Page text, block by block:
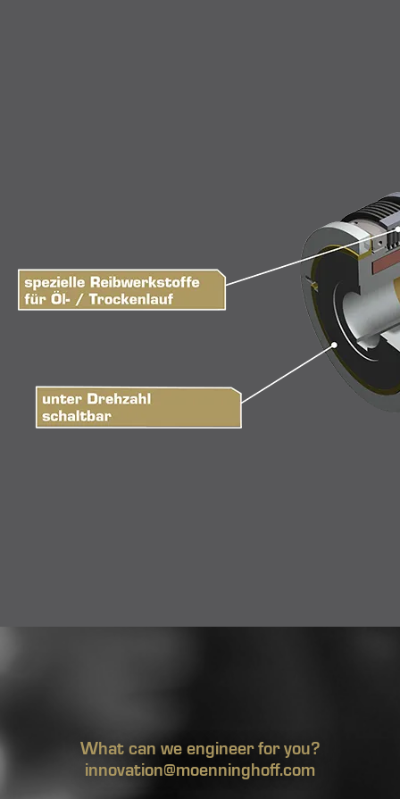
What can we engineer for you?
innovation@moenninghoff.com